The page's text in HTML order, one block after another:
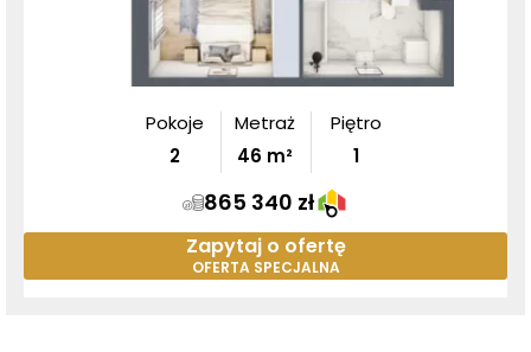
Pokoje
2
Metraż
46 m²
Piętro
1
865 340 zł
Zapytaj o ofertę
OFERTA SPECJALNA